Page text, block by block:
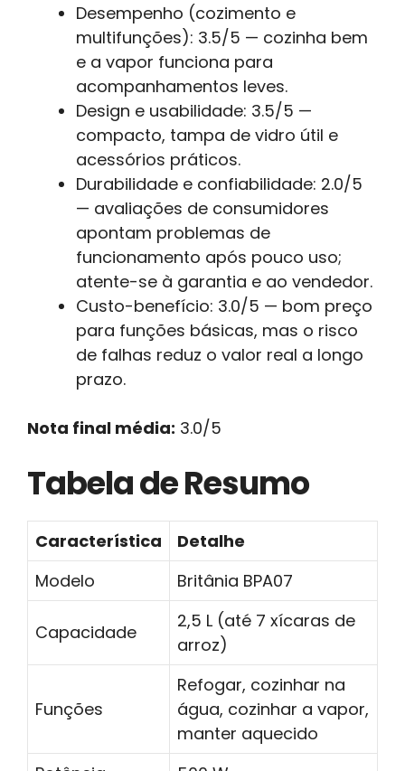
Desempenho (cozimento e
multifunções): 3.5/5 — cozinha bem
e a vapor funciona para
acompanhamentos leves.
Design e usabilidade: 3.5/5 —
compacto, tampa de vidro útil e
acessórios práticos.
Durabilidade e confiabilidade: 2.0/5
— avaliações de consumidores
apontam problemas de
funcionamento após pouco uso;
atente-se à garantia e ao vendedor.
Custo-benefício: 3.0/5 — bom preço
para funções básicas, mas o risco
de falhas reduz o valor real a longo
prazo.
Nota final média: 3.0/5
Tabela de Resumo
Característica
Detalhe
Modelo
Britânia BPA07
Capacidade
2,5 L (até 7 xícaras de
arroz)
Funções
Refogar, cozinhar na
água, cozinhar a vapor,
manter aquecido